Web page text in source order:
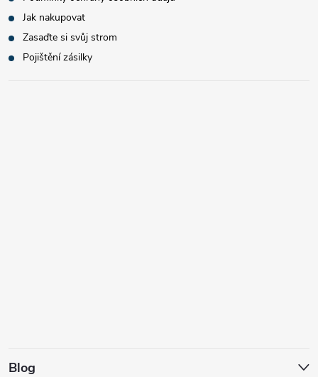
Jak nakupovat
Zasaďte si svůj strom
Pojištění zásilky
Blog